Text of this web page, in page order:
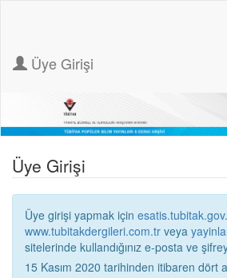
Üye Girişi
Üye Girişi
Üye girişi yapmak için
www.tubitakdergileri.com.tr veya
sitelerinde kullandığınız e-posta ve
15 Kasım 2020 tarihinden itibaren dört